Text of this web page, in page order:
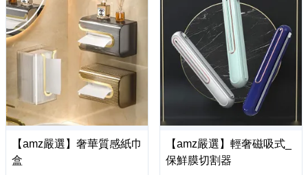
【amz嚴選】奢華質感紙巾
盒
【amz嚴選】輕奢磁吸式_
保鮮膜切割器